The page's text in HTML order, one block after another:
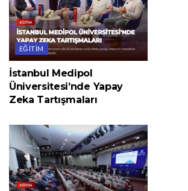
EĞITIM
İstanbul Medipol
Üniversitesi’nde Yapay
Zeka Tartışmaları